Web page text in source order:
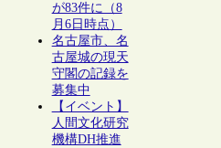
が83件に（8
月6日時点）
名古屋市、名
古屋城の現天
守閣の記録を
募集中
【イベント】
人間文化研究
機構DH推進